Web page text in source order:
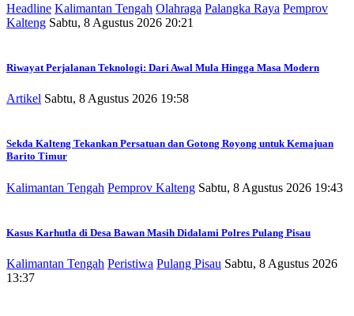
Headline Kalimantan Tengah Olahraga Palangka Raya Pemprov
Kalteng Sabtu, 8 Agustus 2026 20:21
Riwayat Perjalanan Teknologi: Dari Awal Mula Hingga Masa Modern
Artikel Sabtu, 8 Agustus 2026 19:58
Sekda Kalteng Tekankan Persatuan dan Gotong Royong untuk Kemajuan
Barito Timur
Kalimantan Tengah Pemprov Kalteng Sabtu, 8 Agustus 2026 19:43
Kasus Karhutla di Desa Bawan Masih Didalami Polres Pulang Pisau
Kalimantan Tengah Peristiwa Pulang Pisau Sabtu, 8 Agustus 2026
13:37